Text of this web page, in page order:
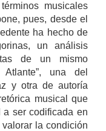
musicales
pues, desde el
ha hecho de
un análisis
de un mismo
una del
y otra de autoría
musical que
ser codificada en
valorar la condición